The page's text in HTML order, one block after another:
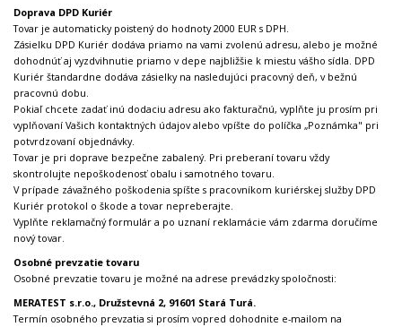
Doprava DPD Kuriér
Tovar je automaticky poistený do hodnoty 2000 EUR s DPH.
Zásielku DPD Kuriér dodáva priamo na vami zvolenú adresu, alebo je možné
dohodnúť aj vyzdvihnutie priamo v depe najbližšie k miestu vášho sídla. DPD
Kuriér štandardne dodáva zásielky na nasledujúci pracovný deň, v bežnú
pracovnú dobu.
Pokiaľ chcete zadať inú dodaciu adresu ako fakturačnú, vyplňte ju prosím pri
vyplňovaní Vašich kontaktných údajov alebo vpíšte do políčka „Poznámka" pri
potvrdzovaní objednávky.
Tovar je pri doprave bezpečne zabalený. Pri preberaní tovaru vždy
skontrolujte nepoškodenosť obalu i samotného tovaru.
V prípade závažného poškodenia spíšte s pracovníkom kuriérskej služby DPD
Kuriér protokol o škode a tovar nepreberajte.
Vyplňte reklamačný formulár a po uznaní reklamácie vám zdarma doručíme
nový tovar.
Osobné prevzatie tovaru
Osobné prevzatie tovaru je možné na adrese prevádzky spoločnosti:
MERATEST s.r.o., Družstevná 2, 91601 Stará Turá.
Termín osobného prevzatia si prosím vopred dohodnite e-mailom na